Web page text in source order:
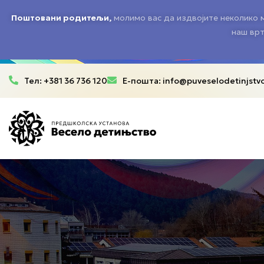
Поштовани родитељи, молимо вас да издвојите
наш
Тел: +381 36 736 120 Е-пошта: